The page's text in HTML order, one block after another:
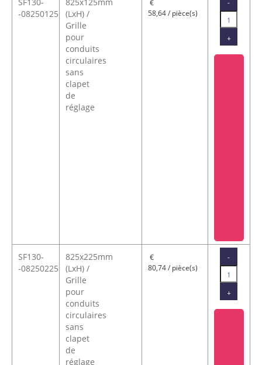
SF130-
-08250125
825x125mm
(LxH) /
Grille
pour
conduits
circulaires
sans
clapet
de
réglage
58,64 / pièce(s)
SF130-
-08250225
825x225mm
(LxH) /
Grille
pour
conduits
circulaires
sans
clapet
de
réglage
80,74 / pièce(s)